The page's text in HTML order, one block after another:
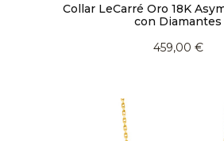
Collar LeCarré Oro 18K
con Diamantes
459,00 €